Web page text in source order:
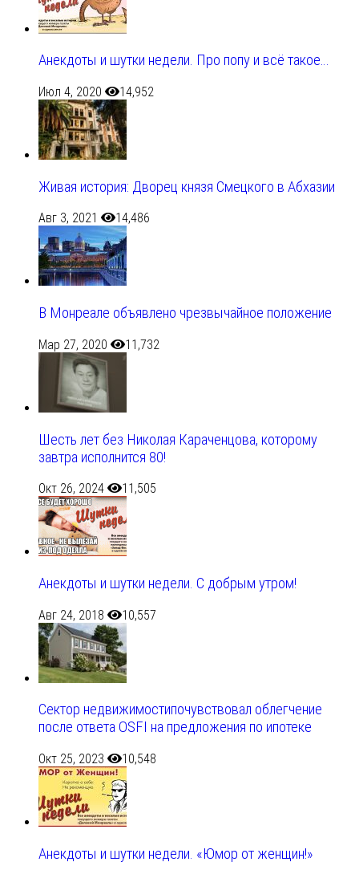
Анекдоты и шутки недели. Про попу и всё такое…
Июл 4, 2020 14,952
Живая история: Дворец князя Смецкого в Абхазии
Авг 3, 2021 14,486
В Монреале объявлено чрезвычайное положение
Мар 27, 2020 11,732
Шесть лет без Николая Караченцова, которому
завтра исполнится 80!
Окт 26, 2024 11,505
Анекдоты и шутки недели. С добрым утром!
Авг 24, 2018 10,557
Сектор недвижимостипочувствовал облегчение
после ответа OSFI на предложения по ипотеке
Окт 25, 2023 10,548
Анекдоты и шутки недели. «Юмор от женщин!»